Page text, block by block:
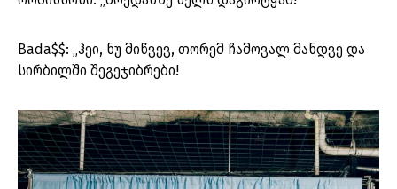
Bada$$: „ჰეი, ნუ მიწვევ, თორემ ჩამოვალ მანდვე და
სირბილში შეგეჯიბრები!